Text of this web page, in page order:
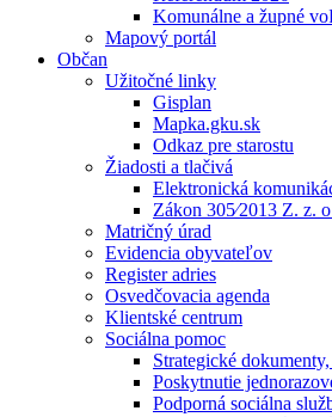
Komunálne a župné
Mapový portál
Občan
Užitočné linky
Gisplan
Mapka.gku.sk
Odkaz pre starostu
Žiadosti a tlačivá
Elektronická
Zákon 305⁄2013 Z. z.
Matričný úrad
Evidencia obyvateľov
Register adries
Osvedčovacia agenda
Klientské centrum
Sociálna pomoc
Strategické
Poskytnutie
Podporná sociálna